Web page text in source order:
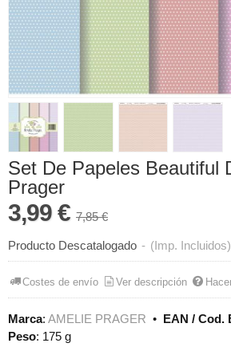
Set De Papeles Beautiful
Prager
3,99 € 7,85 €
Producto Descatalogado - (Imp. Incluidos)
Costes de envío Ver descripción
Marca: AMELIE PRAGER • EAN / Cod.
Peso: 175 g